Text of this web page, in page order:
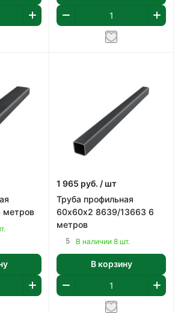
1шт 6 метров
1 965 руб. / шт
Труба профильная
60х60х2 8639/13663 6
метров
5 В наличии 8 шт.
В корзину